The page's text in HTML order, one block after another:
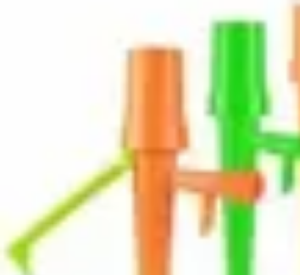
Bien-être à domicileÉquipements
Équipements de santé
Santé Équipement